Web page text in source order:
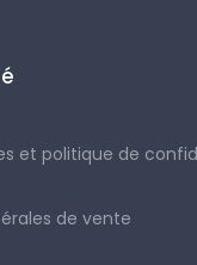
et politique de
de vente